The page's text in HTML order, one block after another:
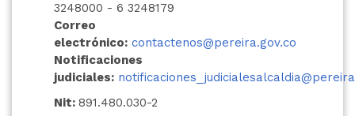
3248000 - 6 3248179
Correo
electrónico: contactenos@pereira.gov.co
Notificaciones
judiciales:
Nit: 891.480.030-2